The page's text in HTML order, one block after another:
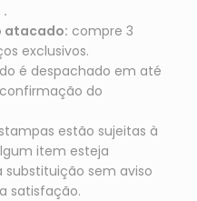
atacado: compre 3
exclusivos.
é despachado em até
do
estão sujeitas à
item esteja
substituição sem aviso
satisfação.